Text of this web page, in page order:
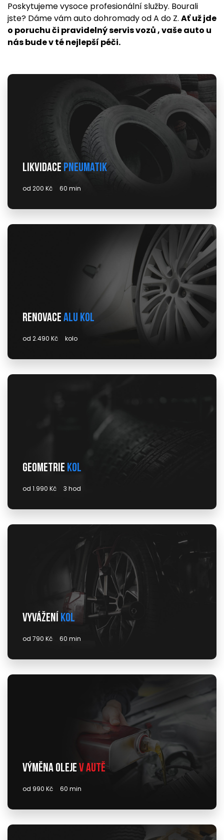
Poskytujeme vysoce profesionální služby. Bourali
jste? Dáme vám auto dohromady od A do Z. Ať už jde
o poruchu či pravidelný servis vozů , vaše auto u
nás bude v té nejlepší péči.
Likvidace pneumatik
od 200 Kč 60 min
Renovace alu kol
od 2.490 Kč kolo
Geometrie kol
od 1.990 Kč 3 hod
Vyvážení kol
od 790 Kč 60 min
Výměna oleje v autě
od 990 Kč 60 min